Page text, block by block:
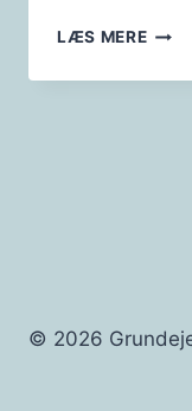
LÆS MERE
© 2026